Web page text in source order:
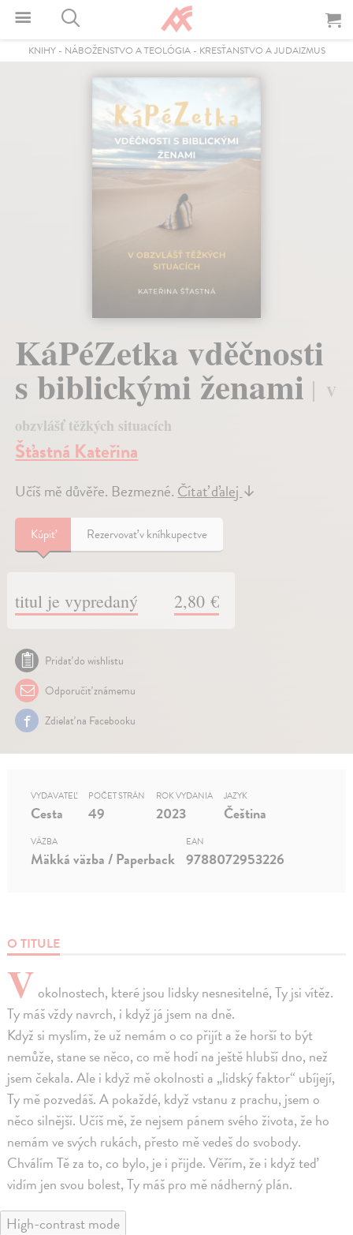
KNIHY- NÁBOŽENSTVO A TEOLÓGIA- KRESŤANSTVO A JUDAIZMUS
KáPéZetka vděčnosti
s biblickými ženami
V
obzvlášť těžkých situacích
Šťastná Kateřina
Učíš mě důvěře. Bezmezné.Čítať ďalej↓
Kúpiť Rezervovať v kníhkupectve
titul je vypredaný 2,80 €
Pridať do wishlistu
Odporučiť známemu
Zdielať na Facebooku
O TITULE
Vokolnostech, které jsou lidsky nesnesitelné, Ty jsi vítěz.
Ty máš vždy navrch, i když já jsem na dně.
Když si myslím, že už nemám o co přijít a že horší to být
nemůže, stane se něco, co mě hodí na ještě hlubší dno, než
jsem čekala. Ale i když mě okolnosti a „lidský faktor“ ubíjejí,
Ty mě pozvedáš. A pokaždé, když vstanu z prachu, jsem o
něco silnější. Učíš mě, že nejsem pánem svého života, že ho
nemám ve svých rukách, přesto mě vedeš do svobody.
Chválím Tě za to, co bylo, je i přijde. Věřím, že i když teď
vidím jen svou bolest, Ty máš pro mě nádherný plán.
VYDAVATEĽ
Cesta
POČET STRÁN
49
ROK VYDANIA
2023
JAZYK
Čeština
VÄZBA
Mäkká väzba / Paperback
EAN
9788072953226
High-contrast mode